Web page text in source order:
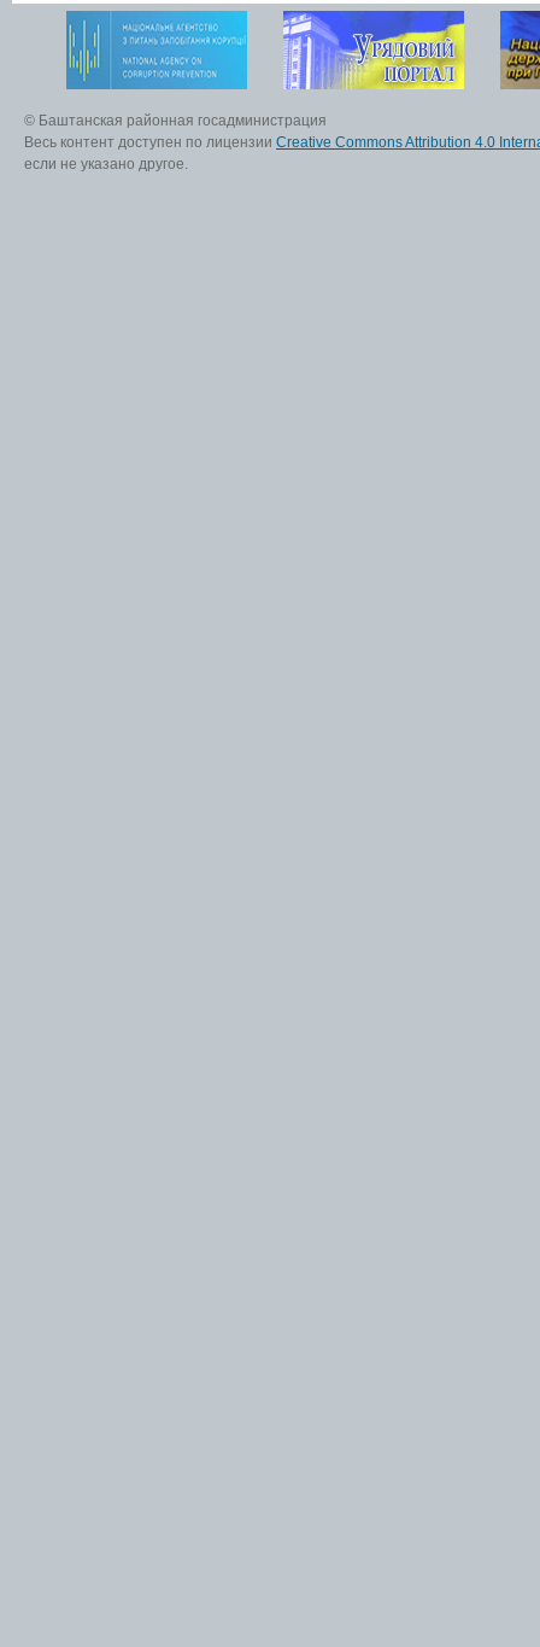
© Баштанская районная госадминистрация
Весь контент доступен по лицензии Creative Commons Attribution 4.0
если не указано другое.